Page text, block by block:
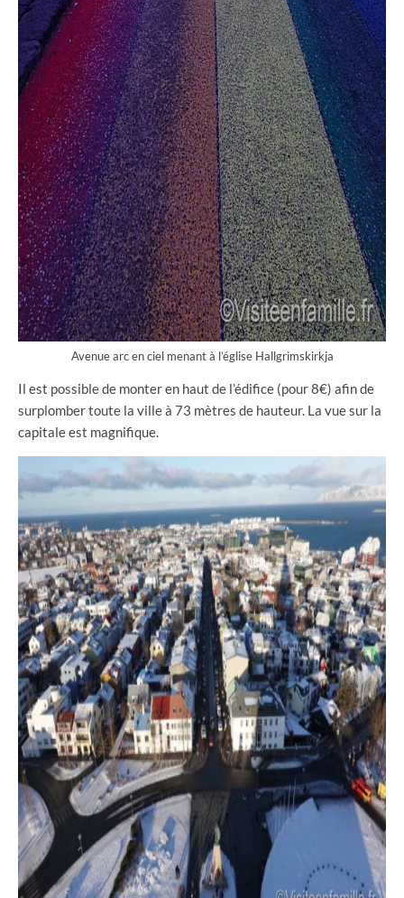
Avenue arc en ciel menant à l’église Hallgrimskirkja
Il est possible de monter en haut de l’édifice (pour 8€) afin de
surplomber toute la ville à 73 mètres de hauteur. La vue sur la
capitale est magnifique.